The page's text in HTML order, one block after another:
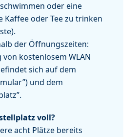
oder eine
Kaffee oder Tee zu trinken
der Öffnungszeiten:
kostenlosem WLAN
sich auf dem
und dem
voll?
acht Plätze bereits